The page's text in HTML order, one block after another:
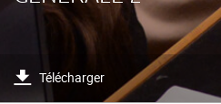
Télécharger